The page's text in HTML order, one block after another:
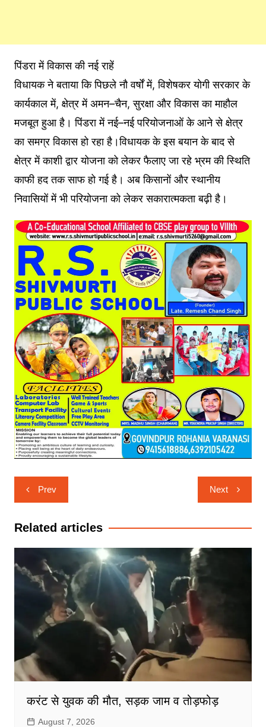
पिंडरा में विकास की नई राहें
विधायक ने बताया कि पिछले नौ वर्षों में, विशेषकर योगी सरकार के
कार्यकाल में, क्षेत्र में अमन–चैन, सुरक्षा और विकास का माहौल
मजबूत हुआ है। पिंडरा में नई–नई परियोजनाओं के आने से क्षेत्र
का समग्र विकास हो रहा है।विधायक के इस बयान के बाद से
क्षेत्र में काशी द्वार योजना को लेकर फैलाए जा रहे भ्रम की स्थिति
काफी हद तक साफ हो गई है। अब किसानों और स्थानीय
निवासियों में भी परियोजना को लेकर सकारात्मकता बढ़ी है।
Post
navigation
Prev Next
Related articles
करंट से युवक की मौत, सड़क जाम व तोड़फोड़
August 7, 2026